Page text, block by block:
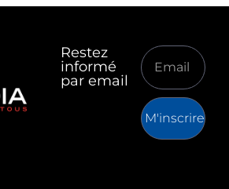
Restez
informé
par email
M'inscrire